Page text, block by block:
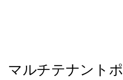
マルチテナント